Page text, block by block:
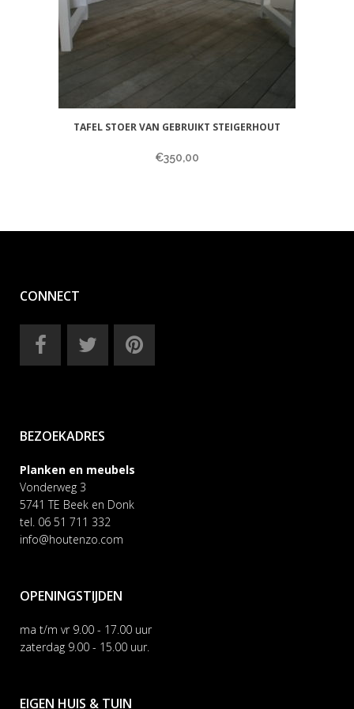
TAFEL STOER VAN GEBRUIKT STEIGERHOUT
€350,00
CONNECT
BEZOEKADRES
Planken en meubels
Vonderweg 3
5741 TE Beek en Donk
tel. 06 51 711 332
info@houtenzo.com
OPENINGSTIJDEN
ma t/m vr 9.00 - 17.00 uur
zaterdag 9.00 - 15.00 uur.
EIGEN HUIS & TUIN